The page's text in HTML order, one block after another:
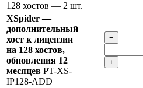
128 хостов — 2 шт.
XSpider —
дополнительный
хост к лицензии
на 128 хостов,
обновления 12
месяцев PT-XS-
IP128-ADD
−
+